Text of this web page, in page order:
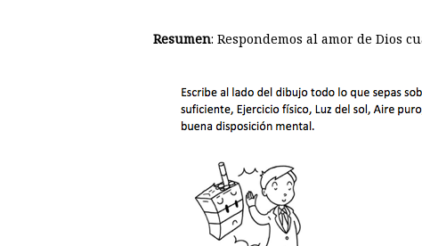
Resumen: Respondemos al amor de Dios